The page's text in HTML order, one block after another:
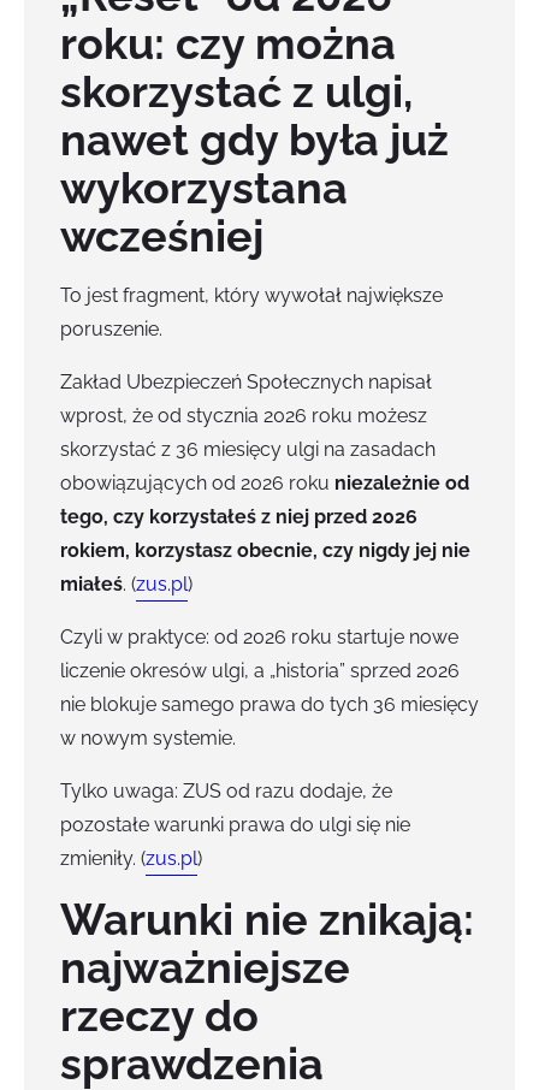
roku: czy można
skorzystać z ulgi,
nawet gdy była już
wykorzystana
wcześniej
To jest fragment, który wywołał największe
poruszenie.
Zakład Ubezpieczeń Społecznych napisał
wprost, że od stycznia 2026 roku możesz
skorzystać z 36 miesięcy ulgi na zasadach
obowiązujących od 2026 roku niezależnie od
tego, czy korzystałeś z niej przed 2026
rokiem, korzystasz obecnie, czy nigdy jej nie
miałeś. (zus.pl)
Czyli w praktyce: od 2026 roku startuje nowe
liczenie okresów ulgi, a „historia” sprzed 2026
nie blokuje samego prawa do tych 36 miesięcy
w nowym systemie.
Tylko uwaga: ZUS od razu dodaje, że
pozostałe warunki prawa do ulgi się nie
zmieniły. (zus.pl)
Warunki nie znikają:
najważniejsze
rzeczy do
sprawdzenia